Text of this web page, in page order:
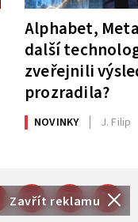
Zavřít reklamu
Alphabet,
další
zveřejnili
prozradila?
NOVINKY J. Filip